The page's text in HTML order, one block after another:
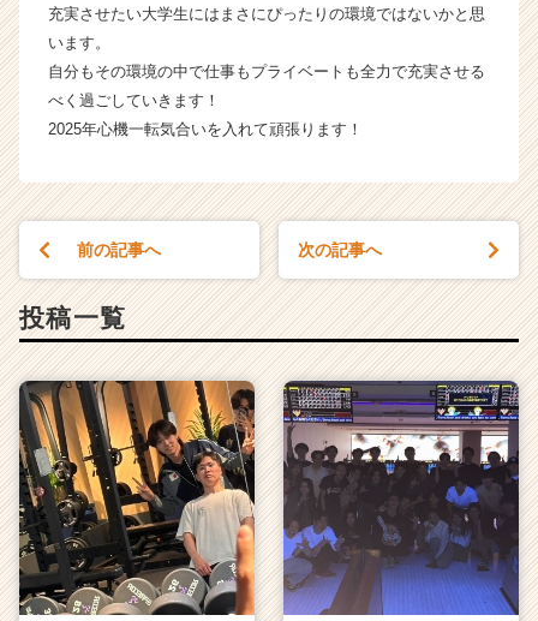
届
就
サ
イ
チ
ア
リ
（C
e
e
r
C
a
r
e
e
r）
充実させたい大学生にはまさにぴったりの環境ではないかと思
います。
自分もその環境の中で仕事もプライベートも全力で充実させる
べく過ごしていきます！
2025年心機一転気合いを入れて頑張ります！
前の記事へ 次の記事へ
投稿一覧